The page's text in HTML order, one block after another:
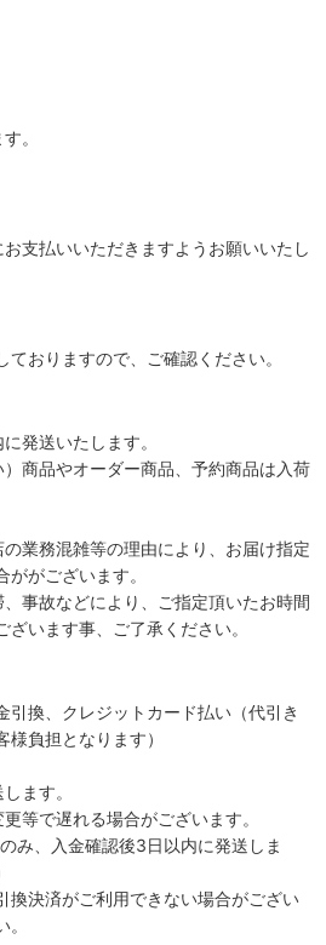
。
支払いいただきますようお願いいたし
おりますので、ご確認ください。
発送いたします。
商品やオーダー商品、予約商品は入荷
業務混雑等の理由により、お届け指定
がございます。
事故などにより、ご指定頂いたお時間
います事、ご了承ください。
引換、クレジットカード払い（代引き
負担となります）
ます。
等で遅れる場合がございます。
み、入金確認後3日以内に発送しま
換決済がご利用できない場合がござい